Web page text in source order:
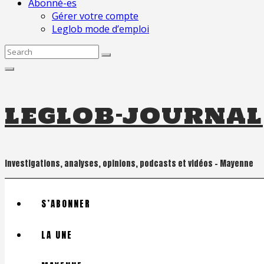
Abonné-es
Gérer votre compte
Leglob mode d’emploi
Search
leglob-journal
Investigations, analyses, opinions, podcasts et vidéos – Mayenne
S’ABONNER
LA UNE